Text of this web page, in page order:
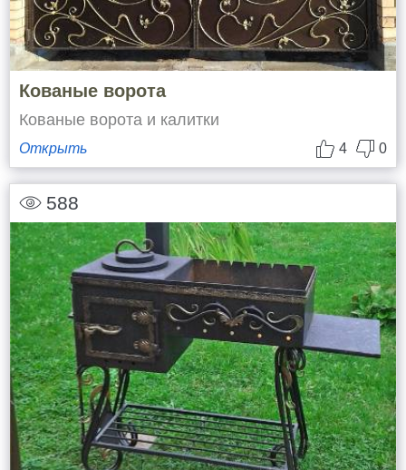
Кованые ворота
Кованые ворота и калитки
Открыть 4 0
588